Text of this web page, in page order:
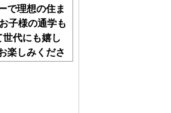
で理想の住ま
子様の通学も
代にも嬉し
楽しみくださ